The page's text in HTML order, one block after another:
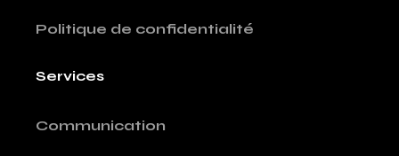
Politique de confidentialité
Services
Communication